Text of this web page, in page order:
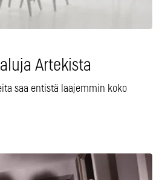
Artekista
saa entistä laajemmin koko